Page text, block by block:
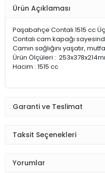
Ürün Açıklaması
Paşabahçe Contalı 1515 cc
Contalı cam kapağı
Camın sağlığını yaşatır,
Ürün Ölçüleri :
Hacim : 1515 cc
Garanti ve Teslimat
Taksit Seçenekleri
Yorumlar